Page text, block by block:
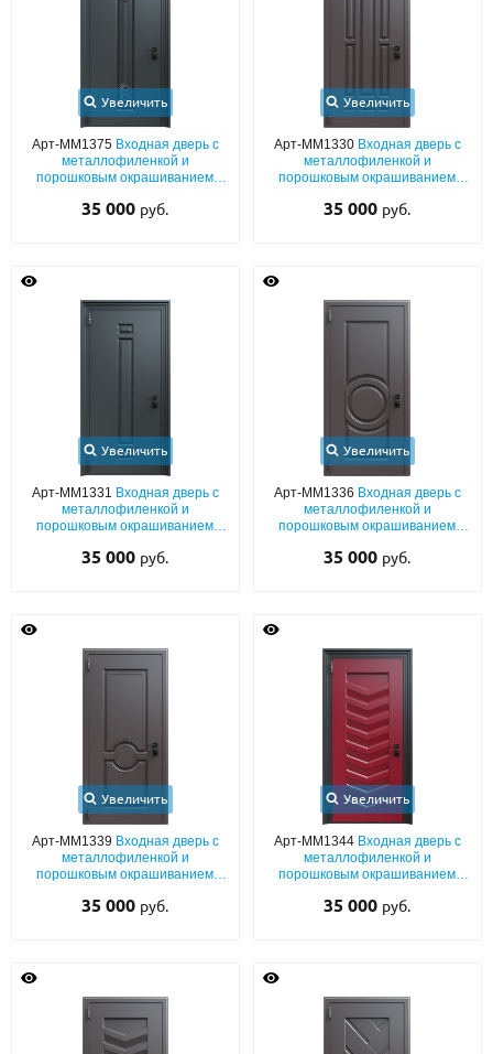
Увеличить
Арт-ММ1375 Входная дверь с
металлофиленкой и
порошковым окрашиванием
35 000 руб.
Увеличить
Арт-ММ1330 Входная дверь с
металлофиленкой и
порошковым окрашиванием
35 000 руб.
Увеличить
Арт-ММ1331 Входная дверь с
металлофиленкой и
порошковым окрашиванием
35 000 руб.
Увеличить
Арт-ММ1336 Входная дверь с
металлофиленкой и
порошковым окрашиванием
35 000 руб.
Увеличить
Арт-ММ1339 Входная дверь с
металлофиленкой и
порошковым окрашиванием
35 000 руб.
Увеличить
Арт-ММ1344 Входная дверь с
металлофиленкой и
порошковым окрашиванием
35 000 руб.